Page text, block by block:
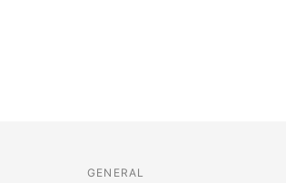
GENERAL